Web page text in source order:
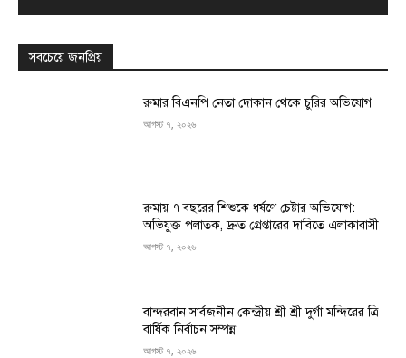
সবচেয়ে জনপ্রিয়
রুমার বিএনপি নেতা দোকান থেকে চুরির অভিযোগ
আগস্ট ৭, ২০২৬
রুমায় ৭ বছরের শিশুকে ধর্ষণে চেষ্টার অভিযোগ:
অভিযুক্ত পলাতক, দ্রুত গ্রেপ্তারের দাবিতে এলাকাবাসী
আগস্ট ৭, ২০২৬
বান্দরবান সার্বজনীন কেন্দ্রীয় শ্রী শ্রী দুর্গা মন্দিরের ত্রি
বার্ষিক নির্বাচন সম্পন্ন
আগস্ট ৭, ২০২৬